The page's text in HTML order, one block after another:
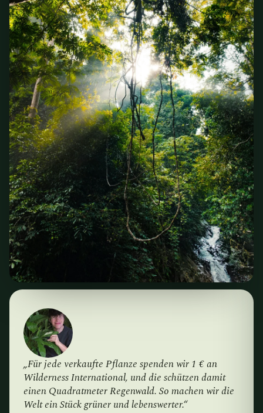
„Für jede verkaufte Pflanze spenden wir 1 € an
Wilderness International, und die schützen damit
einen Quadratmeter Regenwald. So machen wir die
Welt ein Stück grüner und lebenswerter.“